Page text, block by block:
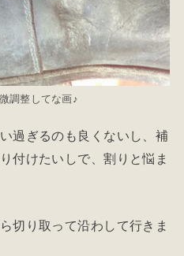
調整してな画♪
過ぎるのも良くないし、補
付けたいしで、割りと悩ま
切り取って沿わして行きま